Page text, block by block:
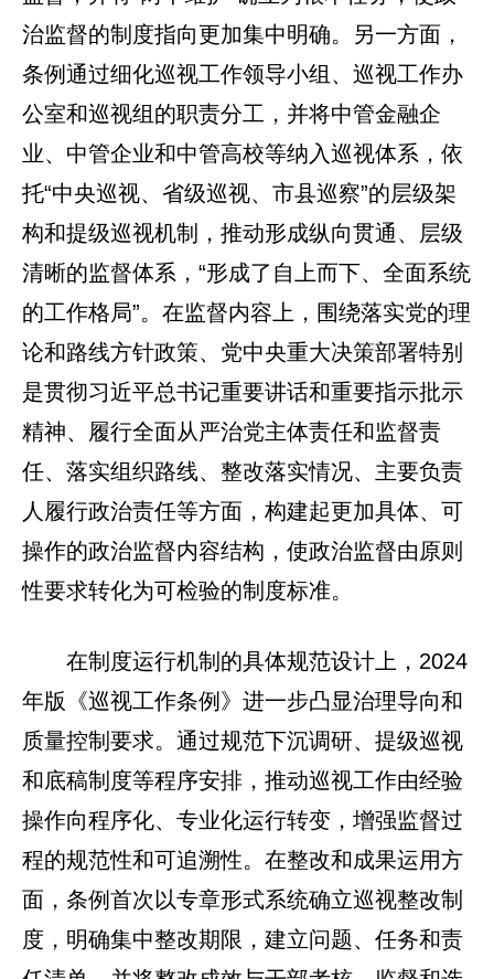
治监督的制度指向更加集中明确。另一方面，
条例通过细化巡视工作领导小组、巡视工作办
公室和巡视组的职责分工，并将中管金融企
业、中管企业和中管高校等纳入巡视体系，依
托“中央巡视、省级巡视、市县巡察”的层级架
构和提级巡视机制，推动形成纵向贯通、层级
清晰的监督体系，“形成了自上而下、全面系统
的工作格局”。在监督内容上，围绕落实党的理
论和路线方针政策、党中央重大决策部署特别
是贯彻习近平总书记重要讲话和重要指示批示
精神、履行全面从严治党主体责任和监督责
任、落实组织路线、整改落实情况、主要负责
人履行政治责任等方面，构建起更加具体、可
操作的政治监督内容结构，使政治监督由原则
性要求转化为可检验的制度标准。
在制度运行机制的具体规范设计上，2024
年版《巡视工作条例》进一步凸显治理导向和
质量控制要求。通过规范下沉调研、提级巡视
和底稿制度等程序安排，推动巡视工作由经验
操作向程序化、专业化运行转变，增强监督过
程的规范性和可追溯性。在整改和成果运用方
面，条例首次以专章形式系统确立巡视整改制
度，明确集中整改期限，建立问题、任务和责